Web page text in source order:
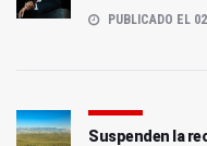
PUBLICADO EL
Suspenden la